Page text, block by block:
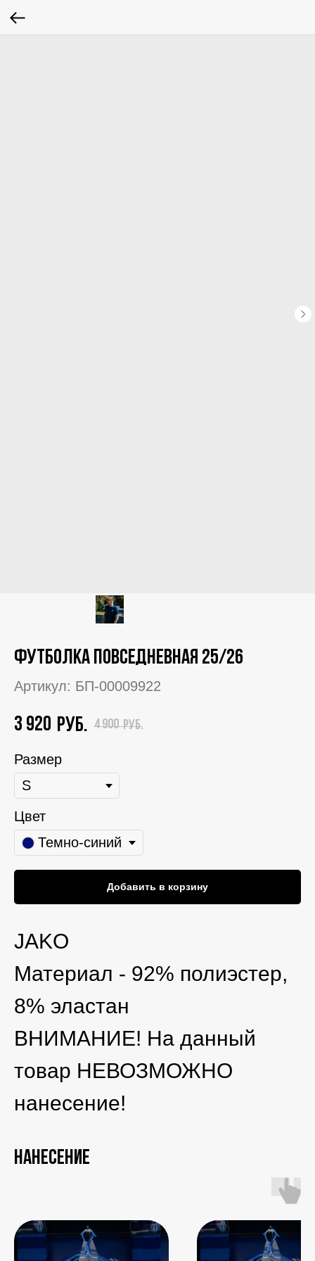
Футболка повседневная 25/26
Артикул: БП-00009922
3 920 руб. 4 900 руб.
Размер
Цвет
Темно-синий
Добавить в корзину
JAKO
Материал - 92% полиэстер,
8% эластан
ВНИМАНИЕ! На данный
товар НЕВОЗМОЖНО
нанесение!
Нанесение